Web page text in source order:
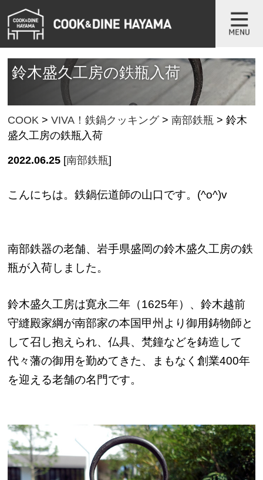
鈴木盛久工房の鉄瓶入荷
COOK >VIVA！鉄鍋クッキング>南部鉄瓶 >鈴木
盛久工房の鉄瓶入荷
2022.06.25 [南部鉄瓶]
こんにちは。鉄鍋伝道師の山口です。(^o^)v
南部鉄器の老舗、岩手県盛岡の鈴木盛久工房の鉄
瓶が入荷しました。
鈴木盛久工房は寛永二年（1625年）、鈴木越前
守縫殿家綱が南部家の本国甲州より御用鋳物師と
して召し抱えられ、仏具、梵鐘などを鋳造して
代々藩の御用を勤めてきた、まもなく創業400年
を迎える老舗の名門です。